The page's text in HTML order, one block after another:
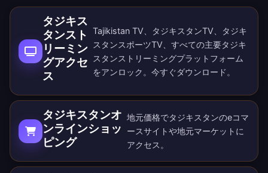
タジキス
タンスト
リーミン
グアクセ
ス
Tajikistan TV、タジキスタンTV、タジキ
スタンスポーツTV、すべての主要タジキ
スタンストリーミングプラットフォーム
をアンロック。今すぐダウンロード 。
タジキスタンオ
ンラインショッ
ピング
地元価格でタジキスタンのeコマ
ースサイトや地元マーケットに
アクセス。